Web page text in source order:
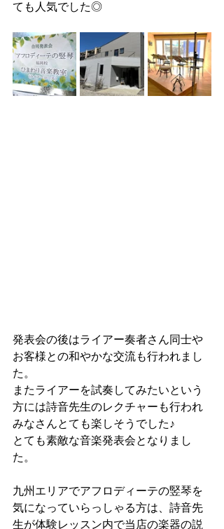
ても人気でした◎
発表会の後はライアー奏者さん同士や
お客様との和やかな交流も行われまし
た。
またライアーを試奏してみたいという
方には詩音先生のレクチャーも行われ
みなさんとても楽しそうでした♪
とても素敵な音楽発表会となりまし
た。
九州エリアでアフロディーテの竪琴を
気になっていらっしゃる方は、詩音先
生が体験レッスン内で当店の楽器の説